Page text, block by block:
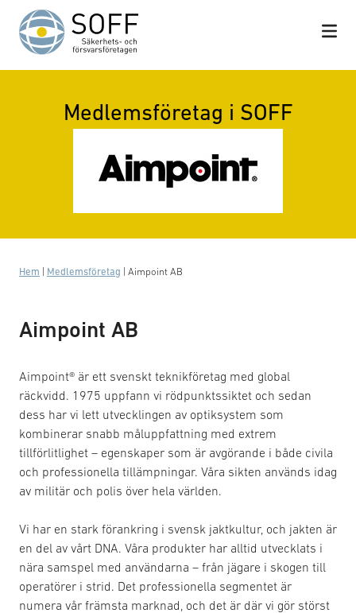
Hoppa till innehåll
Medlemsföretag i SOFF
Hem Medlemsföretag Aimpoint AB
Aimpoint AB
Aimpoint® är ett svenskt teknikföretag med global
räckvidd. 1975 uppfann vi rödpunktssiktet och sedan
dess har vi lett utvecklingen av optiksystem som
kombinerar snabb måluppfattning med extrem
tillförlitlighet – egenskaper som är avgörande i både civila
och professionella tillämpningar. Våra sikten används idag
av militär och polis över hela världen.
Vi har en stark förankring i svensk jaktkultur, och jakten är
en del av vårt DNA. Våra produkter har alltid utvecklats i
nära samspel med användarna – från jägare i skogen till
operatörer i strid. Det professionella segmentet är
numera vår främsta marknad, och det är där vi gör störst